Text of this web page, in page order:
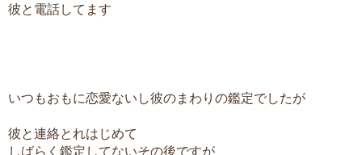
彼と電話してます
いつもおもに恋愛ないし彼のまわりの鑑定でしたが
彼と連絡とれはじめて
しばらく鑑定してないその後ですが